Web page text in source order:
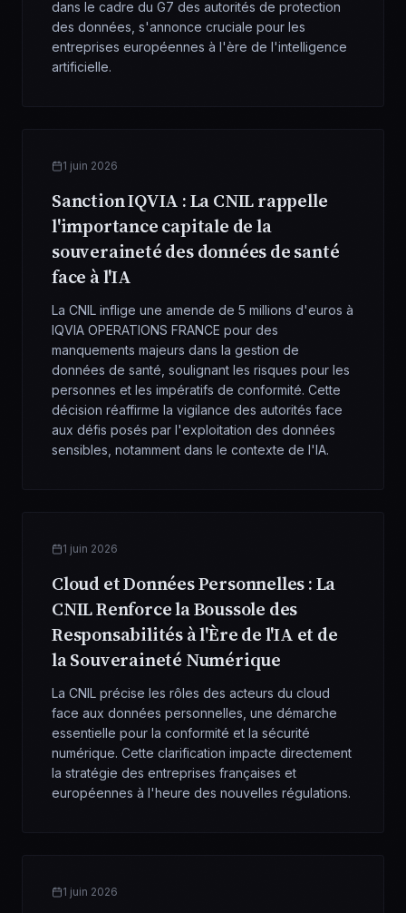
dans le cadre du G7 des autorités de protection
des données, s'annonce cruciale pour les
entreprises européennes à l'ère de l'intelligence
artificielle.
1 juin 2026
Sanction IQVIA : La CNIL rappelle
l'importance capitale de la
souveraineté des données de santé
face à l'IA
La CNIL inflige une amende de 5 millions d'euros à
IQVIA OPERATIONS FRANCE pour des
manquements majeurs dans la gestion de
données de santé, soulignant les risques pour les
personnes et les impératifs de conformité. Cette
décision réaffirme la vigilance des autorités face
aux défis posés par l'exploitation des données
sensibles, notamment dans le contexte de l'IA.
1 juin 2026
Cloud et Données Personnelles : La
CNIL Renforce la Boussole des
Responsabilités à l'Ère de l'IA et de
la Souveraineté Numérique
La CNIL précise les rôles des acteurs du cloud
face aux données personnelles, une démarche
essentielle pour la conformité et la sécurité
numérique. Cette clarification impacte directement
la stratégie des entreprises françaises et
européennes à l'heure des nouvelles régulations.
1 juin 2026